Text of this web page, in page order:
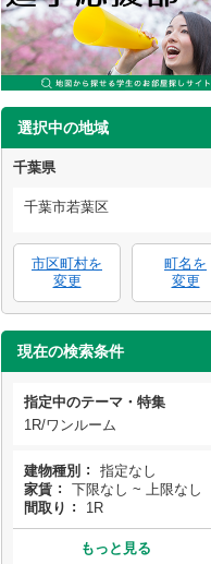
選択中の地域
千葉県
千葉市若葉区
市区町村を
変更
町名を
変更
現在の検索条件
指定中のテーマ・特集
1R/ワンルーム
建物種別
指定なし
家賃
下限なし ~ 上限なし
間取り
1R
もっと見る